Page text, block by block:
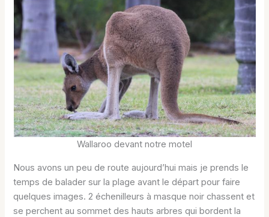
Wallaroo devant notre motel
Nous avons un peu de route aujourd’hui mais je prends le
temps de balader sur la plage avant le départ pour faire
quelques images. 2 échenilleurs à masque noir chassent et
se perchent au sommet des hauts arbres qui bordent la